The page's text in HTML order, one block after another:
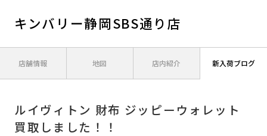
キンバリー静岡SBS通り店
店舗情報 地図 店内紹介 新入荷ブログ
ルイヴィトン 財布 ジッピーウォレット
買取しました！！